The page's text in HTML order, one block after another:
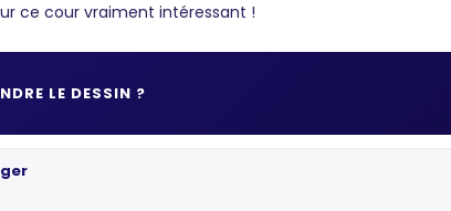
ce cour vraiment intéressant !
LE DESSIN ?